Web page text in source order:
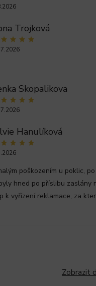
Trojková
Skopalikova
Hanulíková
poškozením u poklic,
hned po příslibu zaslány
k vyřízení reklamace, za
Zobrazit